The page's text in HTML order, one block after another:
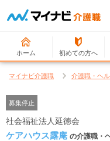
ホーム 初めての方へ
マイナビ介護職 介護職・ヘ
募集停止
社会福祉法人延徳会
ケアハウス露庵 の介護職・